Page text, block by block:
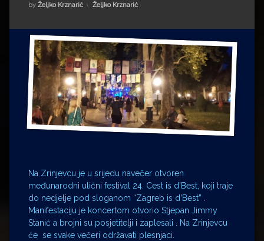
Impressum
Milenko Strižak
Drugi autori
Drugi autori
Matea Andrić
Ljiljana Lekanić-Kljaić
Željko Krznarić
Miroslav Šantek
by Željko Krznarić Kategorije:
Željko Krznarić
Na Zrinjevcu je u srijedu navečer otvoren
međunarodni ulični festival 24. Cest is d’Best, koji traje
do nedjelje pod sloganom “Zagreb is d’Best” .
Manifestaciju je koncertom otvorio Stjepan Jimmy
Stanić a brojni su posjetitelji i zaplesali . Na Zrinjevcu
će se svake večeri održavati plesnjaci.